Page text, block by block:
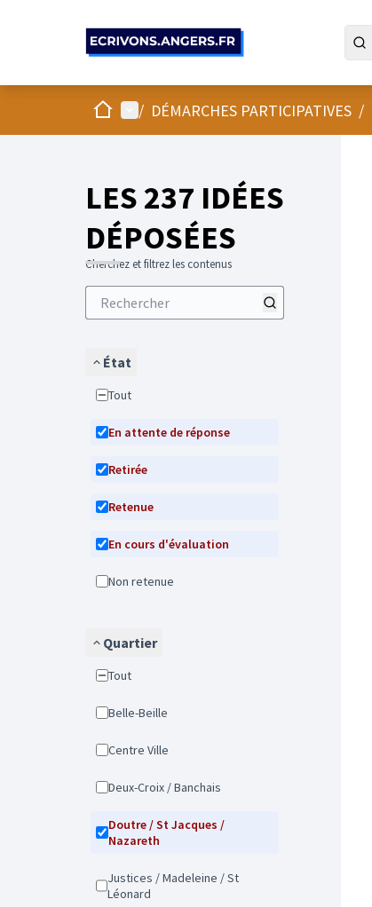
AccueilMenu principal
/ DÉMARCHES PARTICIPATIVES /
LES 237 IDÉES
DÉPOSÉES
Cherchez et filtrez les contenus
État
Tout
En attente de réponse
Retirée
Retenue
En cours d'évaluation
Non retenue
Quartier
Tout
Belle-Beille
Centre Ville
Deux-Croix / Banchais
Doutre / St Jacques /
Nazareth
Justices / Madeleine / St
Léonard